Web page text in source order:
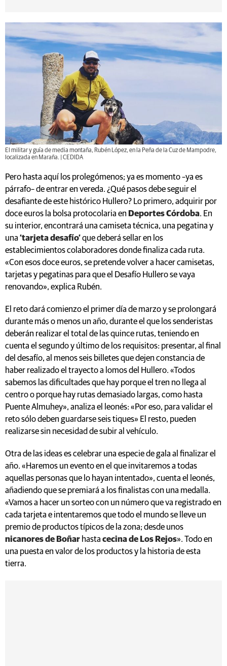
El militar y guía de media montaña, Rubén López, en la Peña de la Cuz de Mampodre,
localizada en Maraña. | CEDIDA
Pero hasta aquí los prolegómenos; ya es momento –ya es
párrafo– de entrar en vereda. ¿Qué pasos debe seguir el
desafiante de este histórico Hullero? Lo primero, adquirir por
doce euros la bolsa protocolaria en Deportes Córdoba. En
su interior, encontrará una camiseta técnica, una pegatina y
una ‘tarjeta desafío’que deberá sellar en los
establecimientos colaboradores donde finaliza cada ruta.
«Con esos doce euros, se pretende volver a hacer camisetas,
tarjetas y pegatinas para que el Desafío Hullero se vaya
renovando», explica Rubén.
El reto dará comienzo el primer día de marzo y se prolongará
durante más o menos un año, durante el que los senderistas
deberán realizar el total de las quince rutas, teniendo en
cuenta el segundo y último de los requisitos: presentar, al final
del desafío, al menos seis billetes que dejen constancia de
haber realizado el trayecto a lomos del Hullero. «Todos
sabemos las dificultades que hay porque el tren no llega al
centro o porque hay rutas demasiado largas, como hasta
Puente Almuhey», analiza el leonés: «Por eso, para validar el
reto sólo deben guardarse seis tiques» El resto, pueden
realizarse sin necesidad de subir al vehículo.
Otra de las ideas es celebrar una especie de gala al finalizar el
año. «Haremos un evento en el que invitaremos a todas
aquellas personas que lo hayan intentado», cuenta el leonés,
añadiendo que se premiará a los finalistas con una medalla.
«Vamos a hacer un sorteo con un número que va registrado en
cada tarjeta e intentaremos que todo el mundo se lleve un
premio de productos típicos de la zona; desde unos
nicanores de Boñar hasta cecina de Los Rejos». Todo en
una puesta en valor de los productos y la historia de esta
tierra.